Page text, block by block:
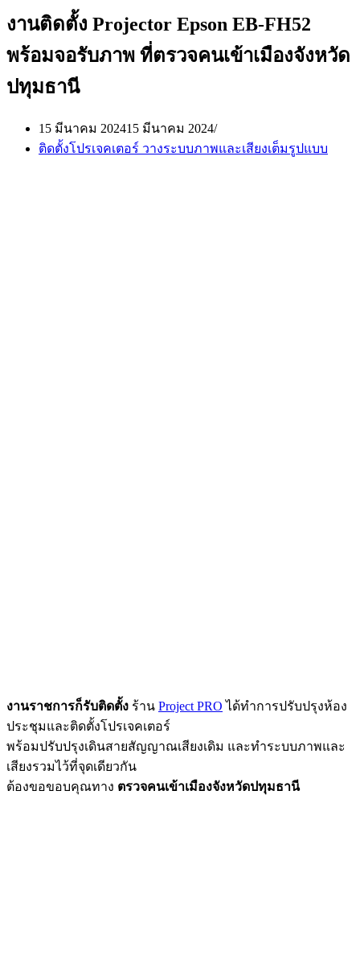
งานติดตั้ง Projector Epson EB-FH52
พร้อมจอรับภาพ ที่ตรวจคนเข้าเมืองจังหวัด
ปทุมธานี
15 มีนาคม 202415 มีนาคม 2024
ติดตั้งโปรเจคเตอร์ วางระบบภาพและเสียงเต็มรูปแบบ
งานราชการก็รับติดตั้ง ร้าน Project PRO ได้ทำการปรับปรุงห้อง
ประชุมและติดตั้งโปรเจคเตอร์
พร้อมปรับปรุงเดินสายสัญญาณเสียงเดิม และทำระบบภาพและ
เสียงรวมไว้ที่จุดเดียวกัน
ต้องขอขอบคุณทาง ตรวจคนเข้าเมืองจังหวัดปทุมธานี